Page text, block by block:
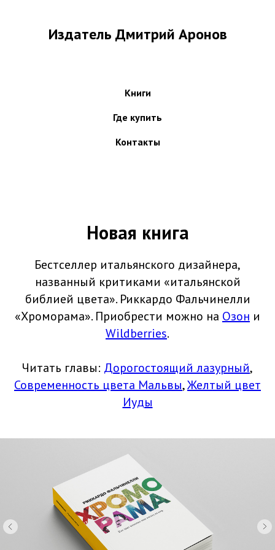
Издатель Дмитрий Аронов
Книги
Где купить
Контакты
Новая книга
Бестселлер итальянского дизайнера,
названный критиками «итальянской
библией цвета». Риккардо Фальчинелли
«Хроморама». Приобрести можно на Озон и
Wildberries.
Читать главы: Дорогостоящий лазурный,
Современность цвета Мальвы,Желтый цвет
Иуды